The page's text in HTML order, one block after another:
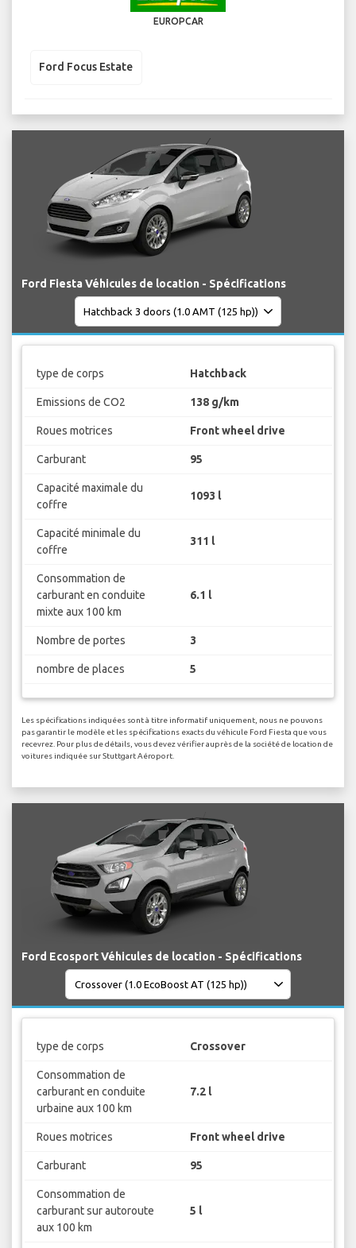
EUROPCAR
Ford Focus Estate
Ford Fiesta Véhicules de location - Spécifications
type de corps Hatchback
Emissions de CO2 138 g/km
Roues motrices Front wheel drive
Carburant 95
Capacité maximale du
coffre
1093 l
Capacité minimale du
coffre
311 l
Consommation de
carburant en conduite
mixte aux 100 km
6.1 l
Nombre de portes 3
nombre de places 5
Les spécifications indiquées sont à titre informatif uniquement, nous ne pouvons
pas garantir le modèle et les spécifications exacts du véhicule Ford Fiesta que vous
recevrez. Pour plus de détails, vous devez vérifier auprès de la société de location de
voitures indiquée sur Stuttgart Aéroport.
Ford Ecosport Véhicules de location - Spécifications
type de corps Crossover
Consommation de
carburant en conduite
urbaine aux 100 km
7.2 l
Roues motrices Front wheel drive
Carburant 95
Consommation de
carburant sur autoroute
aux 100 km
5 l